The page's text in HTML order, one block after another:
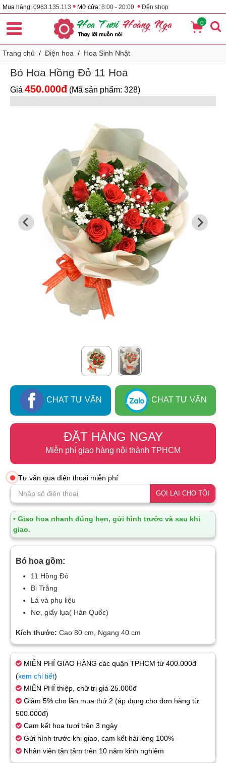
Mua hàng: 0963.135.113 • Mở cửa: 8:00 - 20:00 • Đến shop
0
Trang chủ / Điện hoa / Hoa Sinh Nhật
Bó Hoa Hồng Đỏ 11 Hoa
Giá 450.000đ (Mã sản phẩm: 328)
CHAT TƯ VẤN CHAT TƯ VẤN
ĐẶT HÀNG NGAY
Miễn phí giao hàng nội thành TPHCM
Tư vấn qua điện thoại miễn phí
GỌI LẠI CHO TÔI
• Giao hoa nhanh đúng hẹn, gửi hình trước và sau khi
giao.
Bó hoa gồm:
11 Hồng Đỏ
Bi Trắng
Lá và phụ liệu
Nơ, giấy lụa( Hàn Quốc)
Kích thước: Cao 80 cm, Ngang 40 cm
MIỄN PHÍ GIAO HÀNG các quận TPHCM từ 400.000đ
(xem chi tiết)
MIỄN PHÍ thiệp, chữ trị giá 25.000đ
Giảm 5% cho lần mua thứ 2 (áp dụng cho đơn hàng từ
500.000đ)
Cam kết hoa tươi trên 3 ngày
Gửi hình trước khi giao, cam kết hài lòng 100%
Nhân viên tận tâm trên 10 năm kinh nghiệm